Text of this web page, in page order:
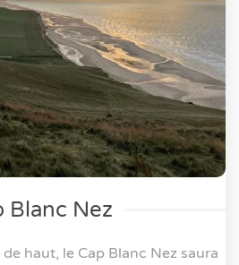
Blanc Nez
haut, le Cap Blanc Nez saura